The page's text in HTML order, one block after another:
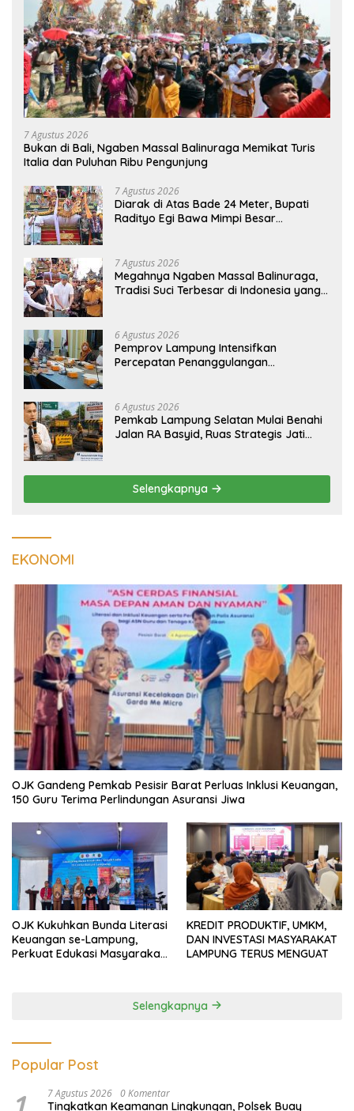
7 Agustus 2026
Bukan di Bali, Ngaben Massal Balinuraga Memikat Turis
Italia dan Puluhan Ribu Pengunjung
7 Agustus 2026
Diarak di Atas Bade 24 Meter, Bupati
Radityo Egi Bawa Mimpi Besar
7 Agustus 2026
Megahnya Ngaben Massal Balinuraga,
Tradisi Suci Terbesar di Indonesia yang
6 Agustus 2026
Pemprov Lampung Intensifkan
Percepatan Penanggulangan
6 Agustus 2026
Pemkab Lampung Selatan Mulai Benahi
Jalan RA Basyid, Ruas Strategis Jati
Selengkapnya
EKONOMI
OJK Gandeng Pemkab Pesisir Barat Perluas Inklusi Keuangan,
150 Guru Terima Perlindungan Asuransi Jiwa
OJK Kukuhkan Bunda Literasi
Keuangan se-Lampung,
Perkuat Edukasi Masyarakat
KREDIT PRODUKTIF, UMKM,
DAN INVESTASI MASYARAKAT
LAMPUNG TERUS MENGUAT
Selengkapnya
Popular Post
7 Agustus 2026 0 Komentar
Tingkatkan Keamanan Lingkungan, Polsek Buay